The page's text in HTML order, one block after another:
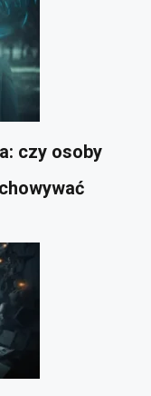
czy osoby